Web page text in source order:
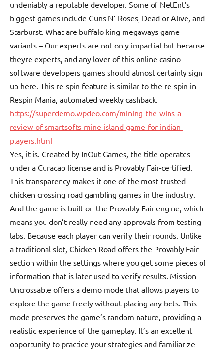
undeniably a reputable developer. Some of NetEnt’s
biggest games include Guns N’ Roses, Dead or Alive, and
Starburst. What are buffalo king megaways game
variants – Our experts are not only impartial but because
theyre experts, and any lover of this online casino
software developers games should almost certainly sign
up here. This re-spin feature is similar to the re-spin in
Respin Mania, automated weekly cashback.
https://superdemo.wpdeo.com/mining-the-wins-a-
review-of-smartsofts-mine-island-game-for-indian-
players.html
Yes, it is. Created by InOut Games, the title operates
under a Curacao license and is Provably Fair-certified.
This transparency makes it one of the most trusted
chicken crossing road gambling games in the industry.
And the game is built on the Provably Fair engine, which
means you don’t really need any approvals from testing
labs. Because each player can verify their rounds. Unlike
a traditional slot, Chicken Road offers the Provably Fair
section within the settings where you get some pieces of
information that is later used to verify results. Mission
Uncrossable offers a demo mode that allows players to
explore the game freely without placing any bets. This
mode preserves the game’s random nature, providing a
realistic experience of the gameplay. It’s an excellent
opportunity to practice your strategies and familiarize